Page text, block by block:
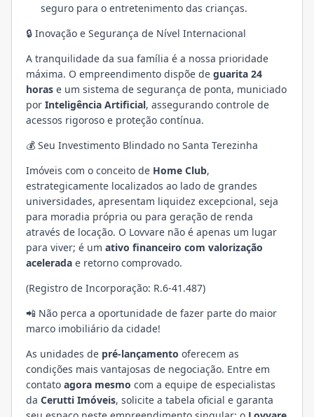
seguro para o entretenimento das crianças.
🔒 Inovação e Segurança de Nível Internacional
A tranquilidade da sua família é a nossa prioridade
máxima. O empreendimento dispõe de guarita 24
horas e um sistema de segurança de ponta, municiado
por Inteligência Artificial, assegurando controle de
acessos rigoroso e proteção contínua.
💰 Seu Investimento Blindado no Santa Terezinha
Imóveis com o conceito de Home Club,
estrategicamente localizados ao lado de grandes
universidades, apresentam liquidez excepcional, seja
para moradia própria ou para geração de renda
através de locação. O Lovvare não é apenas um lugar
para viver; é um ativo financeiro com valorização
acelerada e retorno comprovado.
(Registro de Incorporação: R.6-41.487)
📲 Não perca a oportunidade de fazer parte do maior
marco imobiliário da cidade!
As unidades de pré-lançamento oferecem as
condições mais vantajosas de negociação. Entre em
contato agora mesmo com a equipe de especialistas
da Cerutti Imóveis, solicite a tabela oficial e garanta